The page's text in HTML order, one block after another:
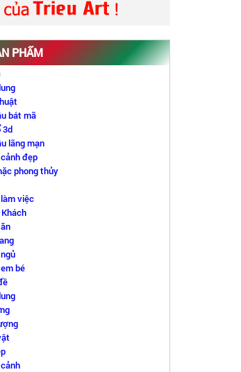
PHẨM
bát mã
3d
lãng mạn
đẹp
phong thủy
việc
bé